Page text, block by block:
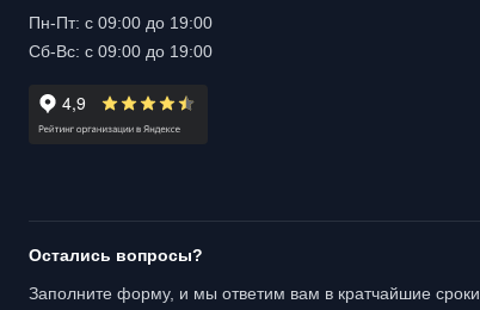
Пн-Пт: с 09:00 до 19:00
Сб-Вс: с 09:00 до 19:00
Остались вопросы?
Заполните форму, и мы ответим вам в кратчайшие сроки